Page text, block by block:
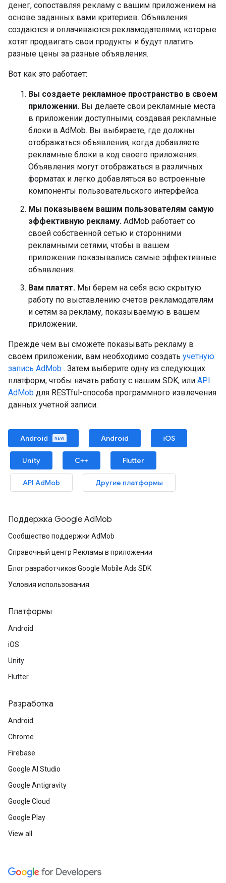
денег, сопоставляя рекламу с вашим приложением на
основе заданных вами критериев. Объявления
создаются и оплачиваются рекламодателями, которые
хотят продвигать свои продукты и будут платить
разные цены за разные объявления.
Вот как это работает:
Вы создаете рекламное пространство в своем
приложении. Вы делаете свои рекламные места
в приложении доступными, создавая рекламные
блоки в AdMob. Вы выбираете, где должны
отображаться объявления, когда добавляете
рекламные блоки в код своего приложения.
Объявления могут отображаться в различных
форматах и ​​легко добавляться во встроенные
компоненты пользовательского интерфейса.
Мы показываем вашим пользователям самую
эффективную рекламу. AdMob работает со
своей собственной сетью и сторонними
рекламными сетями, чтобы в вашем
приложении показывались самые эффективные
объявления.
Вам платят. Мы берем на себя всю скрытую
работу по выставлению счетов рекламодателям
и сетям за рекламу, показываемую в вашем
приложении.
Прежде чем вы сможете показывать рекламу в
своем приложении, вам необходимо создать учетную
запись AdMob . Затем выберите одну из следующих
платформ, чтобы начать работу с нашим SDK, или API
AdMob для RESTful-способа программного извлечения
данных учетной записи.
Android Android iOS
Unity C++ Flutter
API AdMob Другие платформы
Поддержка Google AdMob
Сообщество поддержки AdMob
Справочный центр Рекламы в приложении
Блог разработчиков Google Mobile Ads SDK
Условия использования
Платформы
Android
iOS
Unity
Flutter
Разработка
Android
Chrome
Firebase
Google AI Studio
Google Antigravity
Google Cloud
Google Play
View all